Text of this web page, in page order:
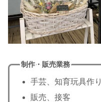
制作・販売業務
手芸、知育玩具作り
販売、接客